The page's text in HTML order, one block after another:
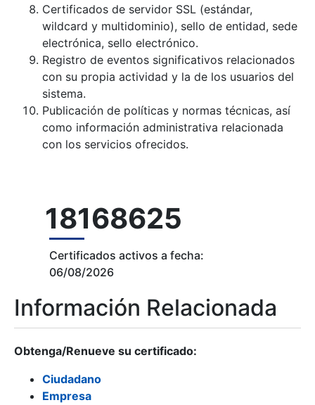
Certificados de servidor SSL (estándar,
wildcard y multidominio), sello de entidad, sede
electrónica, sello electrónico.
Registro de eventos significativos relacionados
con su propia actividad y la de los usuarios del
sistema.
Publicación de políticas y normas técnicas, así
como información administrativa relacionada
con los servicios ofrecidos.
18168625
Certificados activos a fecha:
06/08/2026
Información Relacionada
Obtenga/Renueve su certificado:
Ciudadano
Empresa